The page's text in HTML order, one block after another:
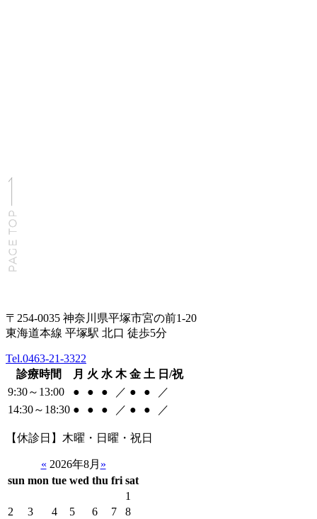
〒254-0035 神奈川県平塚市宮の前1-20
東海道本線 平塚駅 北口 徒歩5分
Tel.0463-21-3322
診療時間
月 火 水 木 金 土 日/祝
9:30～13:00
● ● ● ／ ● ●
／
14:30～18:30 ● ● ● ／ ● ● ／
【休診日】木曜・日曜・祝日
« 2026年8月 »
sun mon tue wed thu fri sat
1
2
3 4 5 6 7
8